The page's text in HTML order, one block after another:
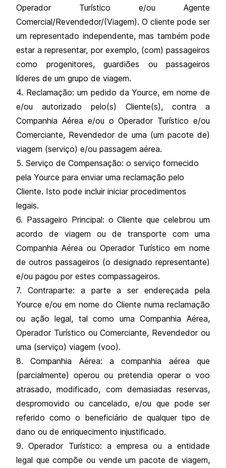
Operador Turístico e/ou Agente
Comercial/Revendedor/(Viagem). O cliente pode ser
um representado independente, mas também pode
estar a representar, por exemplo, (com) passageiros
como progenitores, guardiões ou passageiros
líderes de um grupo de viagem.
4. Reclamação: um pedido da Yource, em nome de
e/ou autorizado pelo(s) Cliente(s), contra a
Companhia Aérea e/ou o Operador Turístico e/ou
Comerciante, Revendedor de uma (um pacote de)
viagem (serviço) e/ou passagem aérea.
5. Serviço de Compensação: o serviço fornecido
pela Yource para enviar uma reclamação pelo
Cliente. Isto pode incluir iniciar procedimentos
legais.
6. Passageiro Principal: o Cliente que celebrou um
acordo de viagem ou de transporte com uma
Companhia Aérea ou Operador Turístico em nome
de outros passageiros (o designado representante)
e/ou pagou por estes compassageiros.
7. Contraparte: a parte a ser endereçada pela
Yource e/ou em nome do Cliente numa reclamação
ou ação legal, tal como uma Companhia Aérea,
Operador Turístico ou Comerciante, Revendedor ou
uma (serviço) viagem (voo).
8. Companhia Aérea: a companhia aérea que
(parcialmente) operou ou pretendia operar o voo
atrasado, modificado, com demasiadas reservas,
despromovido ou cancelado, e/ou que pode ser
referido como o beneficiário de qualquer tipo de
dano ou de enriquecimento injustificado.
9. Operador Turístico: a empresa ou a entidade
legal que compõe ou vende um pacote de viagem,